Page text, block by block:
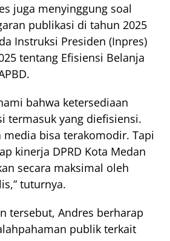
juga menyinggung soal
publikasi di tahun 2025
Instruksi Presiden (Inpres)
tentang Efisiensi Belanja
bahwa ketersediaan
termasuk yang diefisiensi.
media bisa terakomodir. Tapi
kinerja DPRD Kota Medan
secara maksimal oleh
tuturnya.
tersebut, Andres berharap
publik terkait